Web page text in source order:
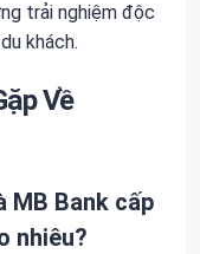
trải nghiệm độc
khách.
Về
MB Bank cấp
nhiêu?